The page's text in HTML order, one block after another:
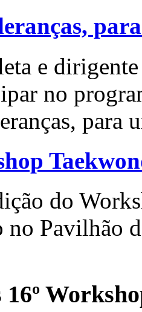
e
no
para
do
no Pavilhão